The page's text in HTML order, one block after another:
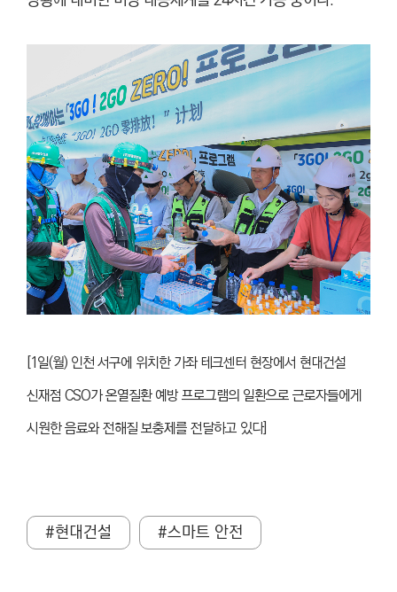
[1일(월) 인천 서구에 위치한 가좌 테크센터 현장에서 현대건설
신재점 CSO가 온열질환 예방 프로그램의 일환으로 근로자들에게
시원한 음료와 전해질 보충제를 전달하고 있다]
#현대건설 #스마트 안전